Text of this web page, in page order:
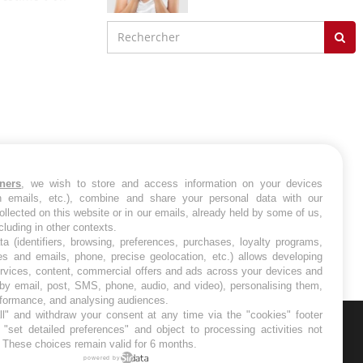
cancer de l’intestin grêle
, we wish to store and access information on your devices
emails, etc.), combine and share your personal data with our
on this website or in our emails, already held by some of us,
in other contexts.
(identifiers, browsing, preferences, purchases, loyalty programs,
and emails, phone, precise geolocation, etc.) allows developing
content, commercial offers and ads across your devices and
email, post, SMS, phone, audio, and video), personalising them,
and analysing audiences.
and withdraw your consent at any time via the "cookies" footer
detailed preferences" and object to processing activities not
choices remain valid for 6 months.
powered by